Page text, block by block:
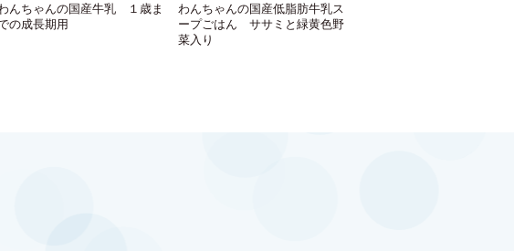
んちゃんの国産牛乳 １歳ま
の成長期用
わんちゃんの国産低脂肪牛乳ス
ープごはん ササミと緑黄色野
菜入り